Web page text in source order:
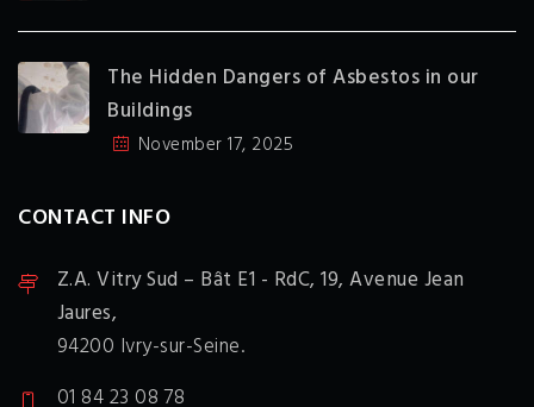
The Hidden Dangers of Asbestos in our
Buildings
November 17, 2025
CONTACT INFO
Z.A. Vitry Sud – Bât E1 - RdC, 19, Avenue Jean
Jaures,
94200 Ivry-sur-Seine.
01 84 23 08 78